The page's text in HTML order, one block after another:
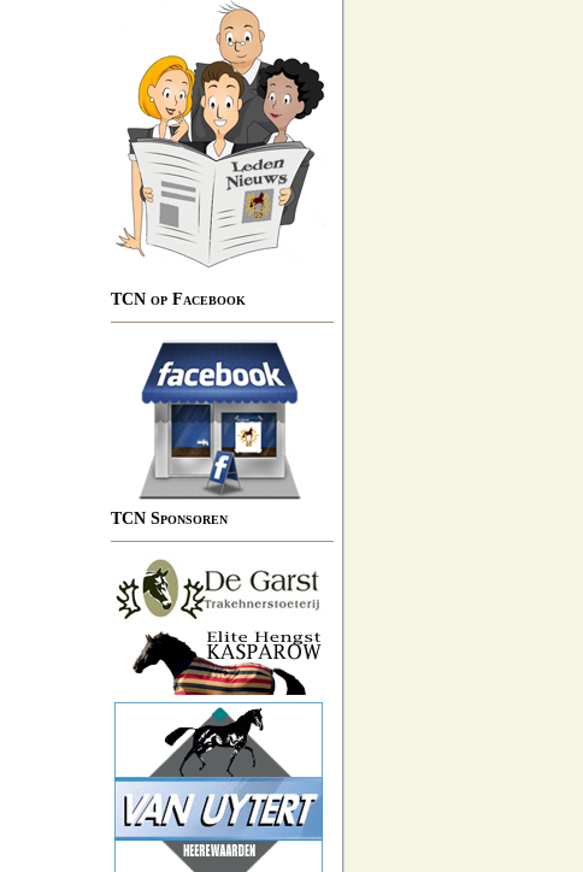
TCN op Facebook
TCN Sponsoren